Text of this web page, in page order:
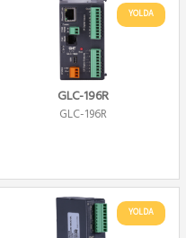
YOLDA
GLC-196R
GLC-196R
YOLDA